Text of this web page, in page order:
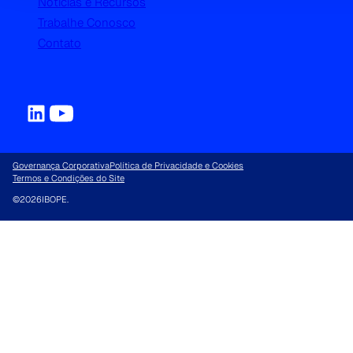
Trabalhe Conosco
Contato
Governança CorporativaPolítica de Privacidade e Cookies
Termos e Condições do Site
©2026IBOPE.